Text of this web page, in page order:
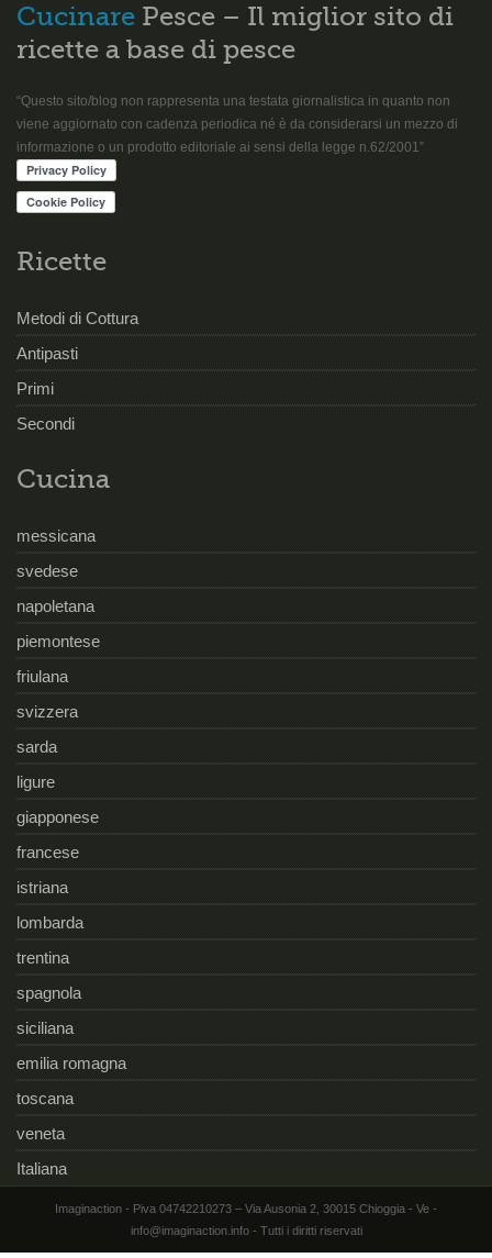
Cucinare Pesce – Il miglior sito di
ricette a base di pesce
“Questo sito/blog non rappresenta una testata giornalistica in quanto non
viene aggiornato con cadenza periodica né è da considerarsi un mezzo di
informazione o un prodotto editoriale ai sensi della legge n.62/2001”
Ricette
Metodi di Cottura
Antipasti
Primi
Secondi
Cucina
messicana
svedese
napoletana
piemontese
friulana
svizzera
sarda
ligure
giapponese
francese
istriana
lombarda
trentina
spagnola
siciliana
emilia romagna
toscana
veneta
Italiana
Imaginaction - Piva 04742210273 – Via Ausonia 2, 30015 Chioggia - Ve -
info@imaginaction.info - Tutti i diritti riservati